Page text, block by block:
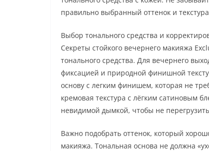
правильно выбранный оттенок и
Выбор тонального средства и
Секреты стойкого вечернего макияжа
тонального средства. Для вечернего
фиксацией и природной финишной
основу с легким финишем, которая не
кремовая текстура с лёгким сатиновым
невидимой дымкой, чтобы не
Важно подобрать оттенок, который
макияжа. Тональная основа не должна